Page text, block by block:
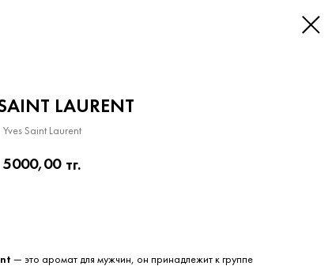
LAURENT
Yves Saint Laurent
5000,00 тг.
— это аромат для мужчин, он принадлежит к группе